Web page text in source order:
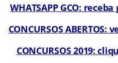
WHATSAPP GCO:
CONCURSOS
CONCURSOS 2019: